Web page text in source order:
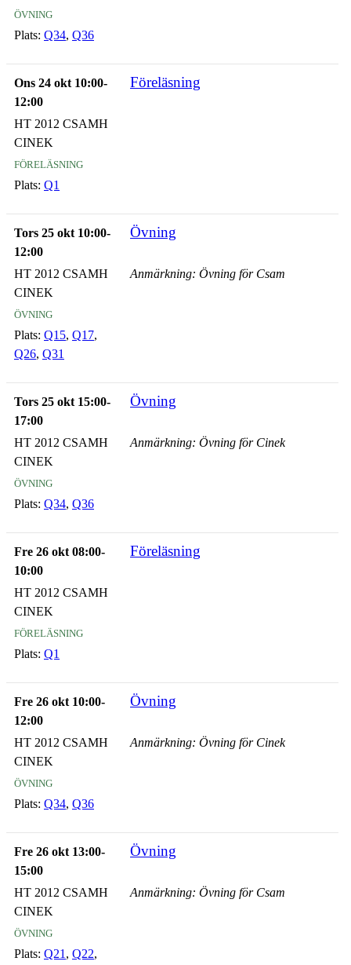
övning
Plats: Q34, Q36
Ons 24 okt 10:00-
12:00
Föreläsning
HT 2012 CSAMH
CINEK
föreläsning
Plats: Q1
Tors 25 okt 10:00-
12:00
Övning
HT 2012 CSAMH
CINEK
övning
Plats: Q15, Q17,
Q26, Q31
Anmärkning: Övning för Csam
Tors 25 okt 15:00-
17:00
Övning
HT 2012 CSAMH
CINEK
övning
Plats: Q34, Q36
Anmärkning: Övning för Cinek
Fre 26 okt 08:00-
10:00
Föreläsning
HT 2012 CSAMH
CINEK
föreläsning
Plats: Q1
Fre 26 okt 10:00-
12:00
Övning
HT 2012 CSAMH
CINEK
övning
Plats: Q34, Q36
Anmärkning: Övning för Cinek
Fre 26 okt 13:00-
15:00
Övning
HT 2012 CSAMH
CINEK
övning
Plats: Q21 , Q22,
Anmärkning: Övning för Csam